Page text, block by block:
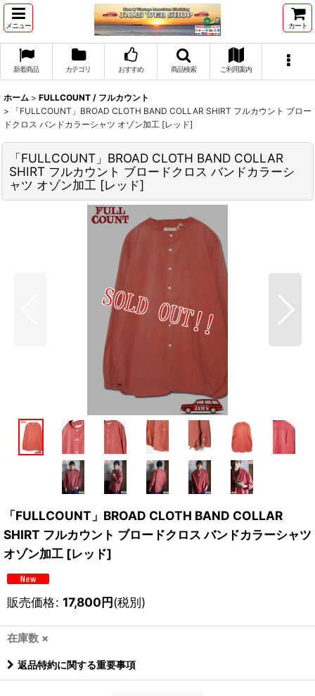
メニュー カート
新着商品 カテゴリ おすすめ 商品検索 ご利用案内
ホーム > FULLCOUNT / フルカウント
>
「FULLCOUNT」BROAD CLOTH BAND COLLAR SHIRT フルカウント ブロー
ドクロス バンドカラーシャツ オゾン加工 [レッド]
「FULLCOUNT」BROAD CLOTH BAND COLLAR
SHIRT フルカウント ブロードクロス バンドカラーシ
ャツ オゾン加工 [レッド]
「FULLCOUNT」BROAD CLOTH BAND COLLAR
SHIRT フルカウント ブロードクロス バンドカラーシャツ
オゾン加工 [レッド]
販売価格: 17,800円(税別)
在庫数 ×
返品特約に関する重要事項